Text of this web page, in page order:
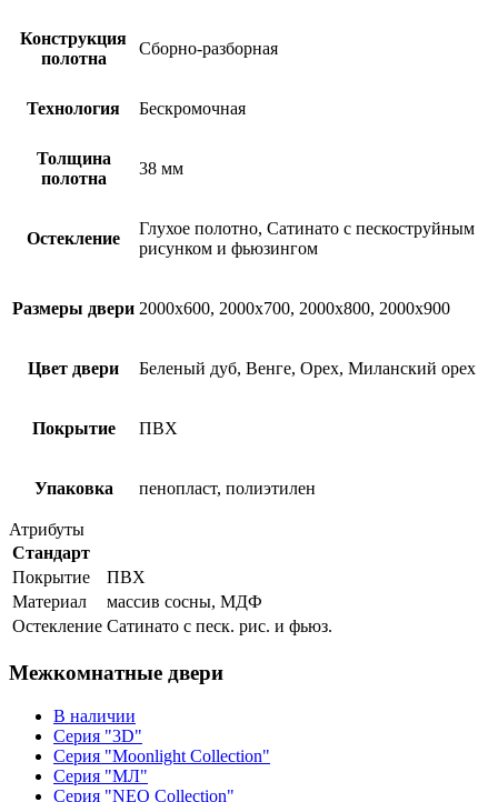
Конструкция
полотна
Сборно-разборная
Технология Бескромочная
Толщина
полотна
38 мм
Остекление
Глухое полотно, Сатинато с пескоструйным
рисунком и фьюзингом
Размеры двери 2000х600, 2000х700, 2000х800, 2000х900
Цвет двери Беленый дуб, Венге, Орех, Миланский орех
Покрытие ПВХ
Упаковка пенопласт, полиэтилен
Атрибуты
Стандарт
Покрытие
ПВХ
Материал
массив сосны, МДФ
Остекление Сатинато с песк. рис. и фьюз.
Межкомнатные двери
В наличии
Серия "3D"
Серия "Moonlight Collection"
Серия "МЛ"
Серия "NEO Collection"